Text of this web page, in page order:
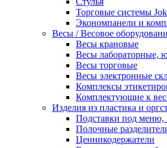
Торговые системы
Экономпанели и
Весы / Весовое
Весы крановые
Весы лабораторные,
Весы торговые
Весы электронные
Комплексы
Комплектующие к
Изделия из пластика и
Подставки под
Полочные
Ценникодержатели